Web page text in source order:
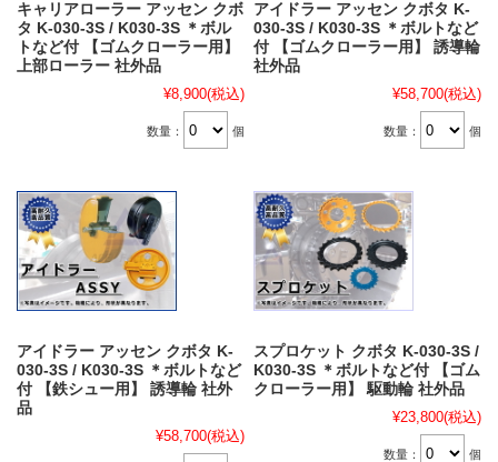
キャリアローラー アッセン クボ
タ K-030-3S / K030-3S ＊ボル
トなど付 【ゴムクローラー用】
上部ローラー 社外品
¥8,900(税込)
数量： 個
アイドラー アッセン クボタ K-
030-3S / K030-3S ＊ボルトなど
付 【ゴムクローラー用】 誘導輪
社外品
¥58,700(税込)
数量： 個
アイドラー アッセン クボタ K-
030-3S / K030-3S ＊ボルトなど
付 【鉄シュー用】 誘導輪 社外
品
¥58,700(税込)
スプロケット クボタ K-030-3S /
K030-3S ＊ボルトなど付 【ゴム
クローラー用】 駆動輪 社外品
¥23,800(税込)
数量： 個